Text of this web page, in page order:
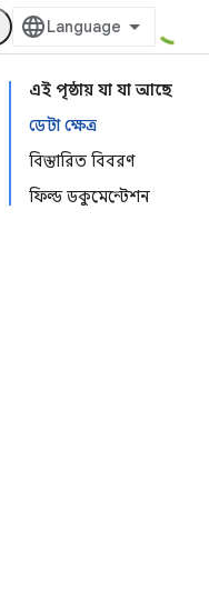
এই পৃষ্ঠায় যা যা আছে
ডেটা ক্ষেত্র
বিস্তারিত বিবরণ
ফিল্ড ডকুমেন্টেশন